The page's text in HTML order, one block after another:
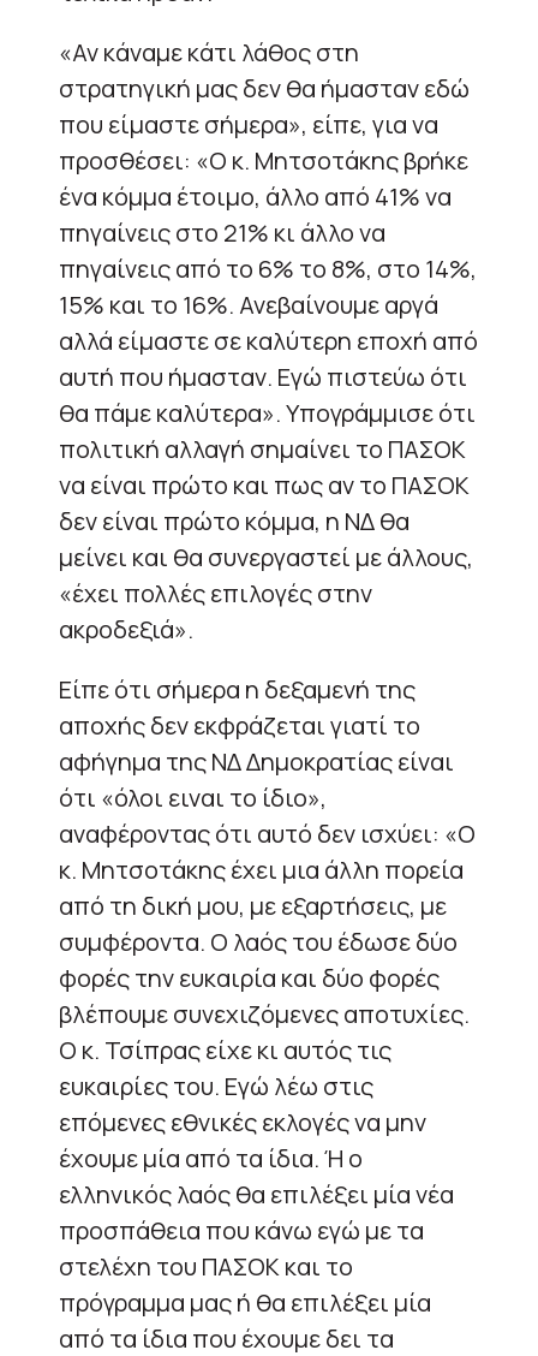
«Αν κάναμε κάτι λάθος στη
στρατηγική μας δεν θα ήμασταν εδώ
που είμαστε σήμερα», είπε, για να
προσθέσει: «Ο κ. Μητσοτάκης βρήκε
ένα κόμμα έτοιμο, άλλο από 41% να
πηγαίνεις στο 21% κι άλλο να
πηγαίνεις από το 6% το 8%, στο 14%,
15% και το 16%. Ανεβαίνουμε αργά
αλλά είμαστε σε καλύτερη εποχή από
αυτή που ήμασταν. Εγώ πιστεύω ότι
θα πάμε καλύτερα». Υπογράμμισε ότι
πολιτική αλλαγή σημαίνει το ΠΑΣΟΚ
να είναι πρώτο και πως αν το ΠΑΣΟΚ
δεν είναι πρώτο κόμμα, η ΝΔ θα
μείνει και θα συνεργαστεί με άλλους,
«έχει πολλές επιλογές στην
ακροδεξιά».
Είπε ότι σήμερα η δεξαμενή της
αποχής δεν εκφράζεται γιατί το
αφήγημα της ΝΔ Δημοκρατίας είναι
ότι «όλοι ειναι το ίδιο»,
αναφέροντας ότι αυτό δεν ισχύει: «Ο
κ. Μητσοτάκης έχει μια άλλη πορεία
από τη δική μου, με εξαρτήσεις, με
συμφέροντα. Ο λαός του έδωσε δύο
φορές την ευκαιρία και δύο φορές
βλέπουμε συνεχιζόμενες αποτυχίες.
Ο κ. Τσίπρας είχε κι αυτός τις
ευκαιρίες του. Εγώ λέω στις
επόμενες εθνικές εκλογές να μην
έχουμε μία από τα ίδια. Ή ο
ελληνικός λαός θα επιλέξει μία νέα
προσπάθεια που κάνω εγώ με τα
στελέχη του ΠΑΣΟΚ και το
πρόγραμμα μας ή θα επιλέξει μία
από τα ίδια που έχουμε δει τα